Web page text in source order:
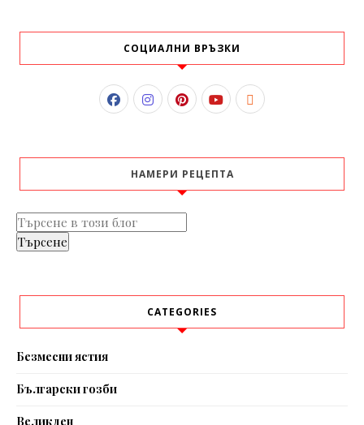
СОЦИАЛНИ ВРЪЗКИ
НАМЕРИ РЕЦЕПТА
CATEGORIES
Безмесни ястия
Български гозби
Великден